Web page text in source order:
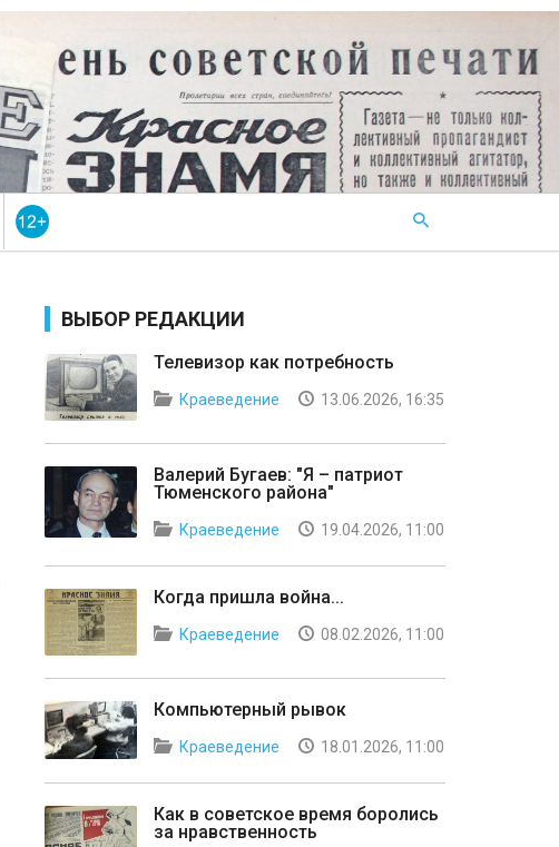
ВЫБОР РЕДАКЦИИ
Телевизор как потребность
Краеведение 13.06.2026, 16:35
Валерий Бугаев: "Я – патриот
Тюменского района"
Краеведение 19.04.2026, 11:00
Когда пришла война...
Краеведение 08.02.2026, 11:00
Компьютерный рывок
Краеведение 18.01.2026, 11:00
Как в советское время боролись
за нравственность